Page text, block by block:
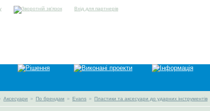
Вхід для партнерів
Аксесуари » По брендам » Evans » Пластики та аксесуари до ударних інструментів